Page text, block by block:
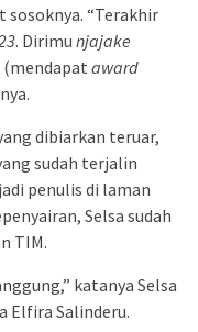
“Terakhir
. Dirimu njajake
award
dibiarkan teruar,
sudah terjalin
penulis di laman
Selsa sudah
TIM.
katanya Selsa
Elfira Salinderu.